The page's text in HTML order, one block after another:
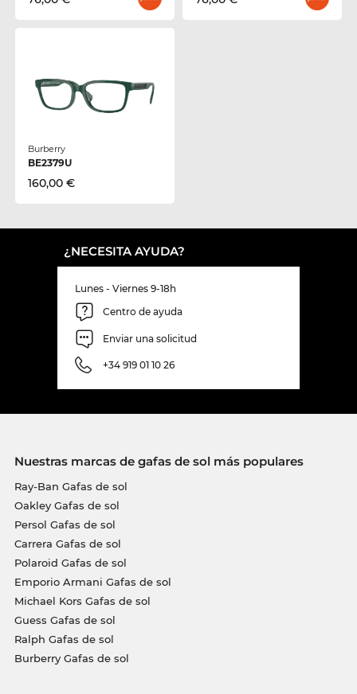
Burberry
BE2379U
160,00 €
¿NECESITA AYUDA?
Lunes - Viernes 9-18h
Centro de ayuda
Enviar una solicitud
+34 919 01 10 26
Nuestras marcas de gafas de sol más populares
Ray-Ban Gafas de sol
Oakley Gafas de sol
Persol Gafas de sol
Carrera Gafas de sol
Polaroid Gafas de sol
Emporio Armani Gafas de sol
Michael Kors Gafas de sol
Guess Gafas de sol
Ralph Gafas de sol
Burberry Gafas de sol